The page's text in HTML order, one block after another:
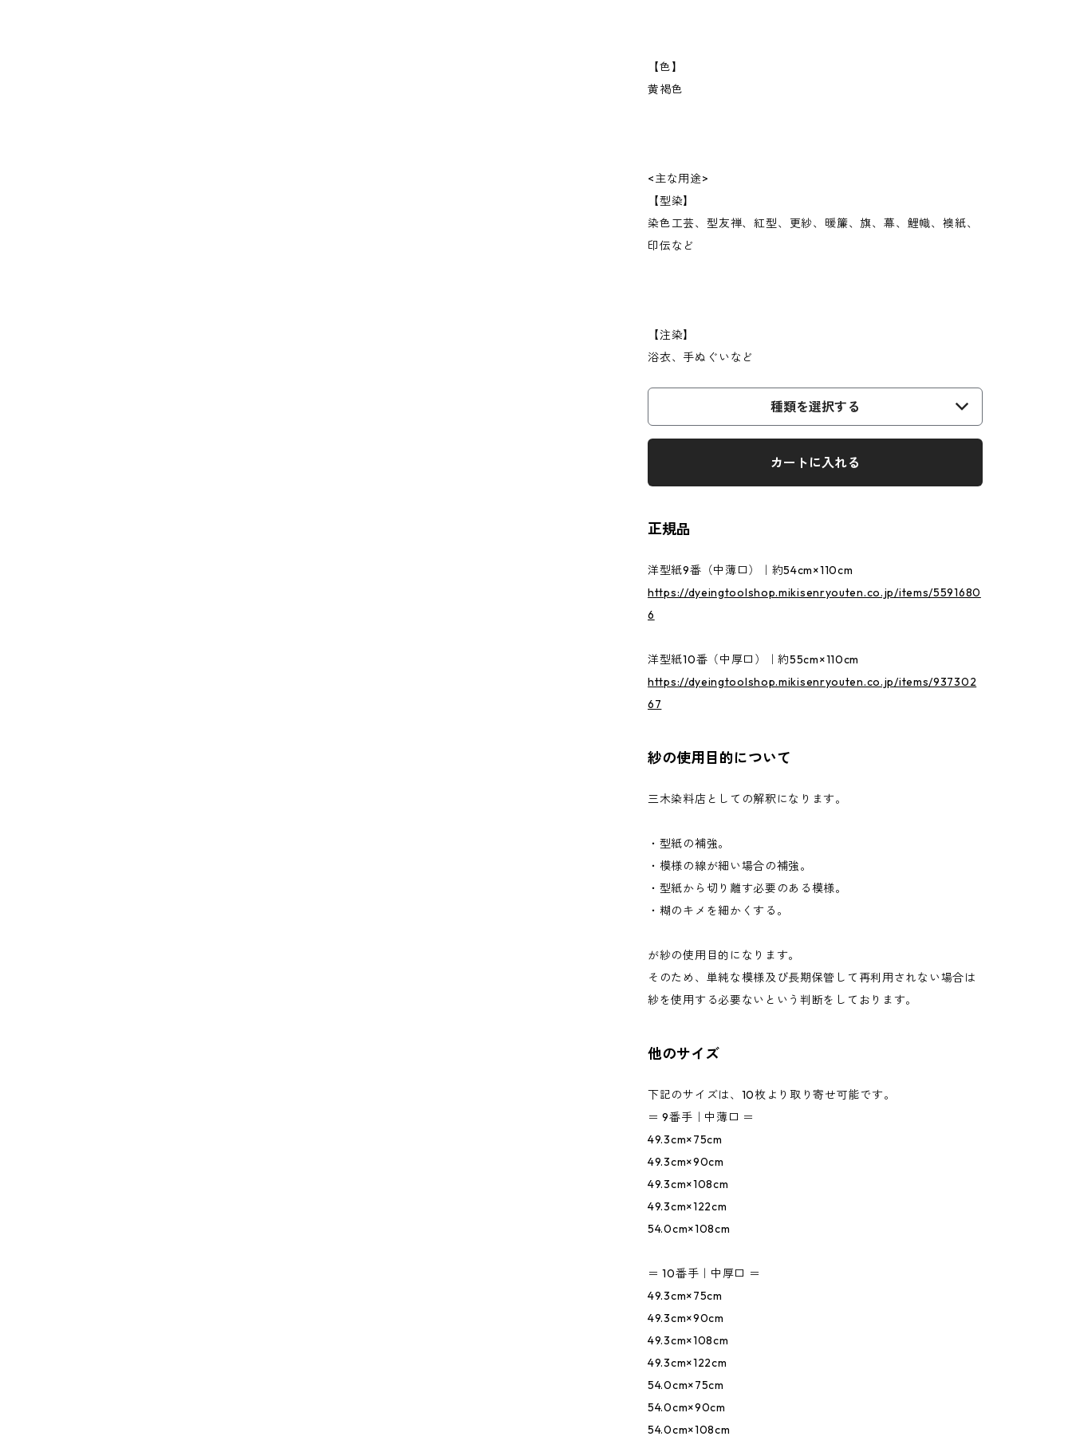
【色】
黄褐色
<主な用途>
【型染】
染色工芸、型友禅、紅型、更紗、暖簾、旗、幕、鯉幟、襖紙、
印伝など
【注染】
浴衣、手ぬぐいなど
種類を選択する
カートに入れる
正規品
洋型紙9番（中薄口）｜約54cm×110cm
https://dyeingtoolshop.mikisenryouten.co.jp/items/5591680
6
洋型紙10番（中厚口）｜約55cm×110cm
https://dyeingtoolshop.mikisenryouten.co.jp/items/937302
67
紗の使用目的について
三木染料店としての解釈になります。
・型紙の補強。
・模様の線が細い場合の補強。
・型紙から切り離す必要のある模様。
・糊のキメを細かくする。
が紗の使用目的になります。
そのため、単純な模様及び長期保管して再利用されない場合は
紗を使用する必要ないという判断をしております。
他のサイズ
下記のサイズは、10枚より取り寄せ可能です。
＝ 9番手｜中薄口 ＝
49.3cm×75cm
49.3cm×90cm
49.3cm×108cm
49.3cm×122cm
54.0cm×108cm
＝ 10番手｜中厚口 ＝
49.3cm×75cm
49.3cm×90cm
49.3cm×108cm
49.3cm×122cm
54.0cm×75cm
54.0cm×90cm
54.0cm×108cm